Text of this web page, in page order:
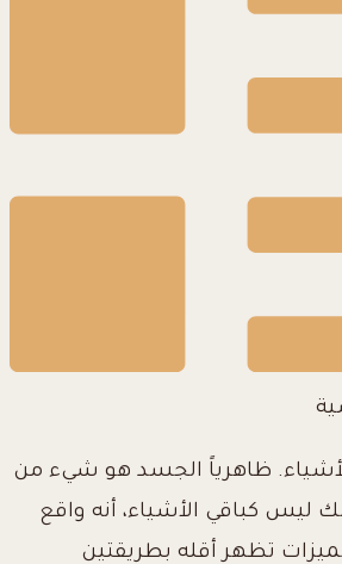
ظاهرياً الجسد هو شيء من
ليس كباقي الأشياء، أنه واقع
تظهر أقله بطريقتين